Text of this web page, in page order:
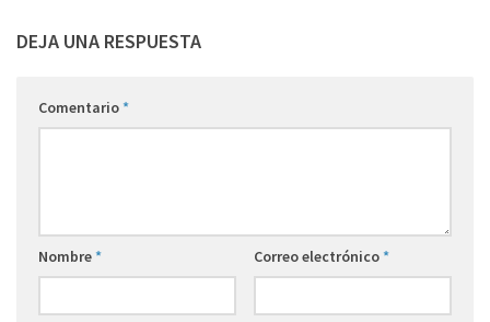
DEJA UNA RESPUESTA
Comentario*
Nombre* Correo electrónico*